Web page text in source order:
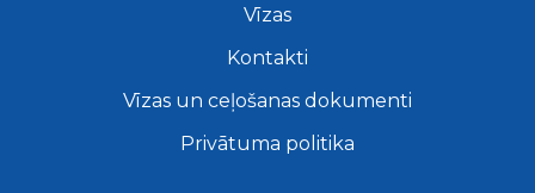
Vīzas
Kontakti
Vīzas un ceļošanas dokumenti
Privātuma politika